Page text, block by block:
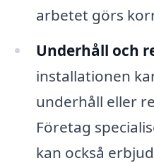
arbetet görs
Underhåll och
installationen
underhåll eller
Företag
kan också